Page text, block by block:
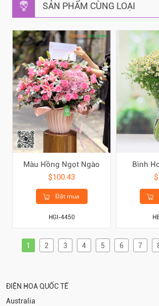
SẢN PHẨM CÙNG LOẠI
Màu Hồng Ngọt Ngào
$100.43
Đặt mua
HGI-4450
Bình
1 2 3 4 5 6 7
ĐIỆN HOA QUỐC TẾ
Australia